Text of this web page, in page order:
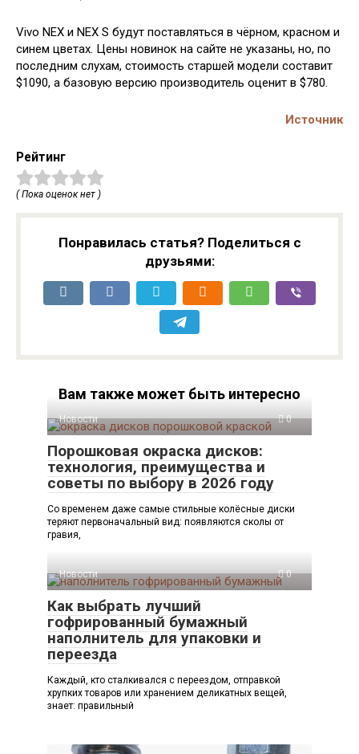
Vivo NEX и NEX S будут поставляться в чёрном, красном и
синем цветах. Цены новинок на сайте не указаны, но, по
последним слухам, стоимость старшей модели составит
$1090, а базовую версию производитель оценит в $780.
Источник
Рейтинг
( Пока оценок нет )
Понравилась статья? Поделиться с
друзьями:
Вам также может быть интересно
Новости 0
Порошковая окраска дисков:
технология, преимущества и
советы по выбору в 2026 году
Со временем даже самые стильные колёсные диски
теряют первоначальный вид: появляются сколы от
гравия,
Новости 0
Как выбрать лучший
гофрированный бумажный
наполнитель для упаковки и
переезда
Каждый, кто сталкивался с переездом, отправкой
хрупких товаров или хранением деликатных вещей,
знает: правильный